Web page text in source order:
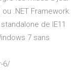
.NET Framework.
de IE11
7 sans
6/